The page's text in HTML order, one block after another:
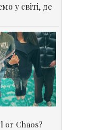
у світі, де
or Chaos?